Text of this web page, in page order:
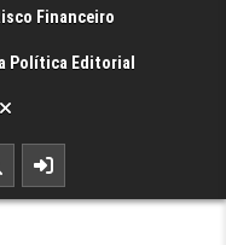
Financeiro
Política Editorial